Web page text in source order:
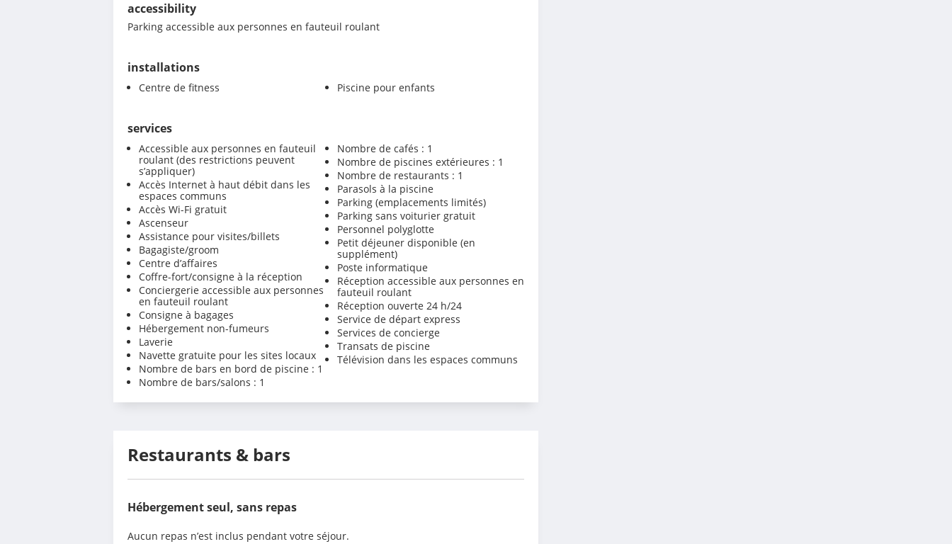
accessibility
Parking accessible aux personnes en fauteuil roulant
installations
Centre de fitness Piscine pour enfants
services
Accessible aux personnes en fauteuil
roulant (des restrictions peuvent
s’appliquer)
Accès Internet à haut débit dans les
espaces communs
Accès Wi-Fi gratuit
Ascenseur
Assistance pour visites/billets
Bagagiste/groom
Centre d’affaires
Coffre-fort/consigne à la réception
Conciergerie accessible aux personnes
en fauteuil roulant
Consigne à bagages
Hébergement non-fumeurs
Laverie
Navette gratuite pour les sites locaux
Nombre de bars en bord de piscine : 1
Nombre de bars/salons : 1
Nombre de cafés : 1
Nombre de piscines extérieures : 1
Nombre de restaurants : 1
Parasols à la piscine
Parking (emplacements limités)
Parking sans voiturier gratuit
Personnel polyglotte
Petit déjeuner disponible (en
supplément)
Poste informatique
Réception accessible aux personnes en
fauteuil roulant
Réception ouverte 24 h/24
Service de départ express
Services de concierge
Transats de piscine
Télévision dans les espaces communs
Restaurants & bars
Hébergement seul, sans repas
Aucun repas n’est inclus pendant votre séjour.